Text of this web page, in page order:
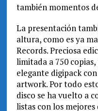
también momentos
La presentación
altura, como es ya
Records. Preciosa
limitada a 750
elegante digipack
artwork. Por todo
disco se ha vuelto a
listas con los